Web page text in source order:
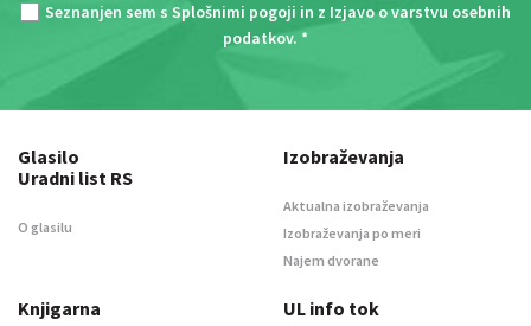
Seznanjen sem s Splošnimi pogoji in z Izjavo o varstvu osebnih
podatkov. *
Glasilo
Uradni list RS
O glasilu
Izobraževanja
Aktualna izobraževanja
Izobraževanja po meri
Najem dvorane
Knjigarna UL info tok